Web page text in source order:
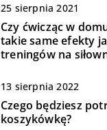
25 sierpnia 2021
Czy ćwicząc w
takie same efekty
treningów na
13 sierpnia 2022
Czego będziesz
koszykówkę?